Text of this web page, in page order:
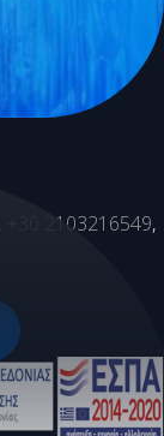
+30 2103216549,